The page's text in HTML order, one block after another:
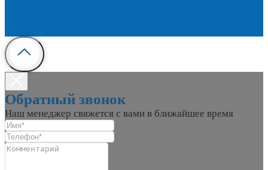
Обратный звонок
Наш менеджер свяжется с вами в ближайшее время